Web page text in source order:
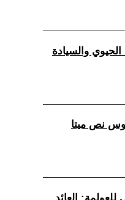
الحيوي والسيادة
نص ميتا